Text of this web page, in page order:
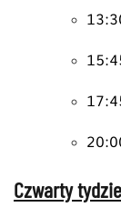
13:
15:
17:
20:
Czwarty